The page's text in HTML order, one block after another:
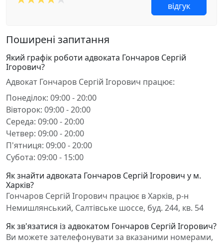
відгук
Поширені запитання
Який графік роботи адвоката Гончаров Сергій
Ігорович?
Адвокат Гончаров Сергій Ігорович працює:
Понеділок: 09:00 - 20:00
Вівторок: 09:00 - 20:00
Середа: 09:00 - 20:00
Четвер: 09:00 - 20:00
П'ятниця: 09:00 - 20:00
Субота: 09:00 - 15:00
Як знайти адвоката Гончаров Сергій Ігорович у м.
Харків?
Гончаров Сергій Ігорович працює в Харків, р-н
Немишлянський, Салтівське шоссе, буд. 244, кв. 54
Як зв'язатися із адвокатом Гончаров Сергій Ігорович?
Ви можете зателефонувати за вказаними номерами,